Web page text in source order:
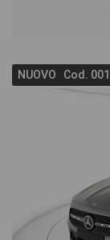
NUOVO Cod.